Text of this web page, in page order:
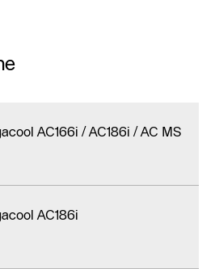
AC166i / AC186i / AC MS
AC186i